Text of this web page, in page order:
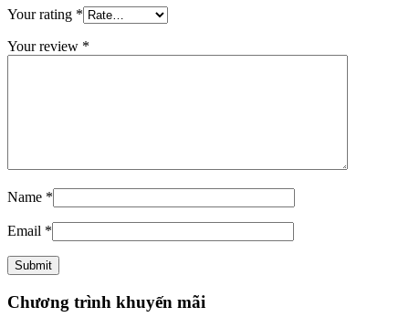
Your rating *
Your review *
Name *
Email *
Chương trình khuyến mãi